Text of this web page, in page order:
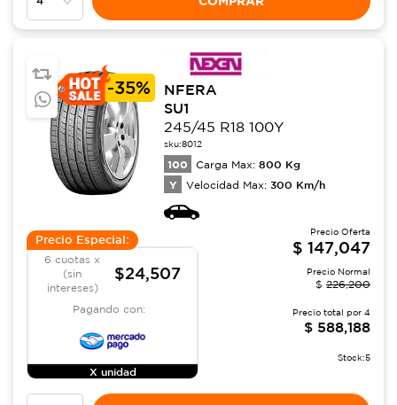
-35%
NFERA
SU1
245/45 R18 100Y
sku:8012
100 Carga Max: 800 Kg
Y Velocidad Max: 300 Km/h
Precio Especial:
6 cuotas x
(sin
intereses)
$24,507
Pagando con:
X unidad
Precio Oferta
$ 147,047
Precio Normal
$ 226,200
Precio total por 4
$ 588,188
Stock:5